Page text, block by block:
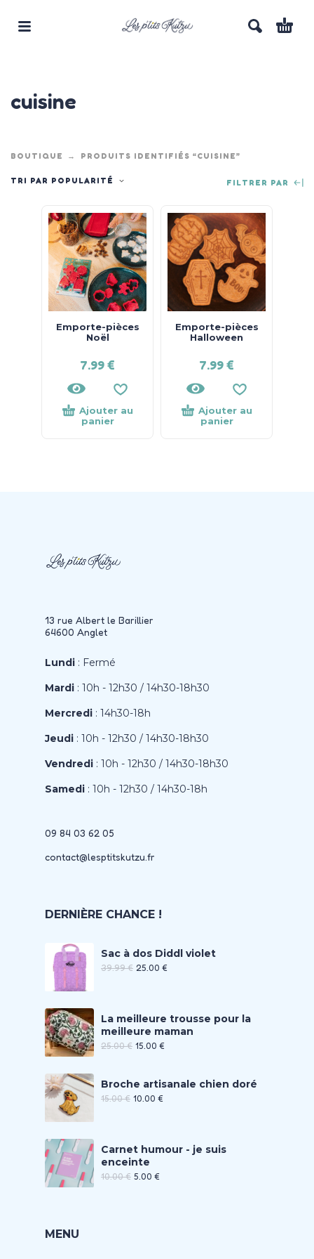
cuisine
BOUTIQUE PRODUITS IDENTIFIÉS “CUISINE”
TRI PAR POPULARITÉ FILTRER PAR
Emporte-pièces
Noël
7.99€
Ajouter au
panier
Emporte-pièces
Halloween
7.99€
Ajouter au
panier
13 rue Albert le Barillier
64600 Anglet
Lundi : Fermé
Mardi : 10h - 12h30 / 14h30-18h30
Mercredi : 14h30-18h
Jeudi : 10h - 12h30 / 14h30-18h30
Vendredi : 10h - 12h30 / 14h30-18h30
Samedi : 10h - 12h30 / 14h30-18h
09 84 03 62 05
contact@lesptitskutzu.fr
DERNIÈRE CHANCE !
Sac à dos Diddl violet
39.99€ 25.00 €
La meilleure trousse pour la
meilleure maman
25.00€ 15.00 €
Broche artisanale chien doré
15.00€ 10.00 €
Carnet humour - je suis
enceinte
10.00€ 5.00 €
MENU